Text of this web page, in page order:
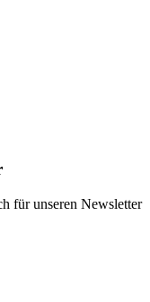
für unseren Newsletter